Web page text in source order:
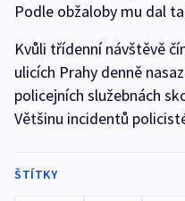
Podle obžaloby mu dal
Kvůli třídenní návštěvě
ulicích Prahy denně
policejních služebnách
Většinu incidentů
ŠTÍTKY